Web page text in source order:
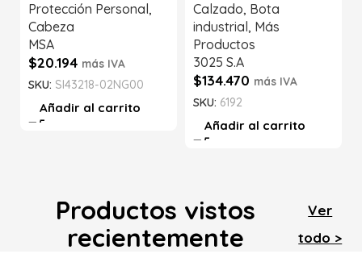
Protección Personal,
Cabeza
MSA
$20.194 más IVA
SKU: SI43218-02NG00
Añadir al carrito
Calzado, Bota
industrial, Más
Productos
3025 S.A
$134.470 más IVA
SKU: 6192
Añadir al carrito
Productos vistos
recientemente
Ver
todo >